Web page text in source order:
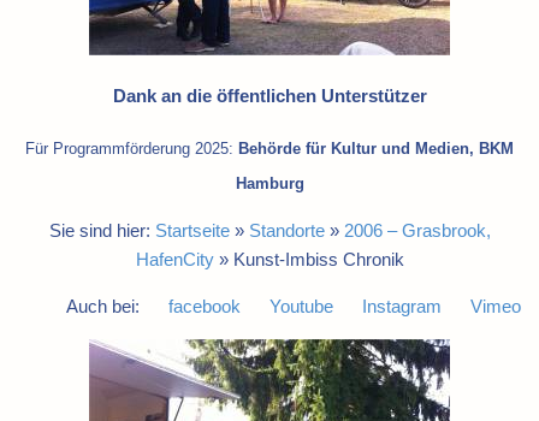
Dank an die öffentlichen Unterstützer
Für Programmförderung 2025: Behörde für Kultur und Medien, BKM
Hamburg
Sie sind hier: Startseite» Standorte» 2006 – Grasbrook,
HafenCity» Kunst-Imbiss Chronik
Auch bei: facebook Youtube Instagram Vimeo